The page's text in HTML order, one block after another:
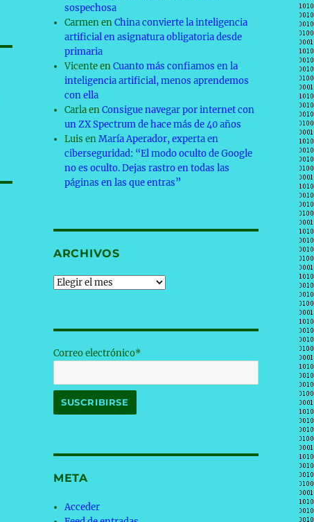
sospechosa
CarmenenChina convierte la inteligencia
artificial en asignatura obligatoria desde
primaria
VicenteenCuanto más confiamos en la
inteligencia artificial, menos aprendemos
con ella
CarlaenConsigue navegar por internet con
un ZX Spectrum de hace más de 40 años
Luis enMaría Aperador, experta en
ciberseguridad: “El modo oculto de Google
no es oculto. Dejas rastro en todas las
páginas en las que entras”
ARCHIVOS
Archivos
Correo electrónico*
META
Acceder